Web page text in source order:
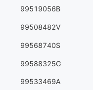
99519056B
99508482V
99568740S
99588325G
99533469A